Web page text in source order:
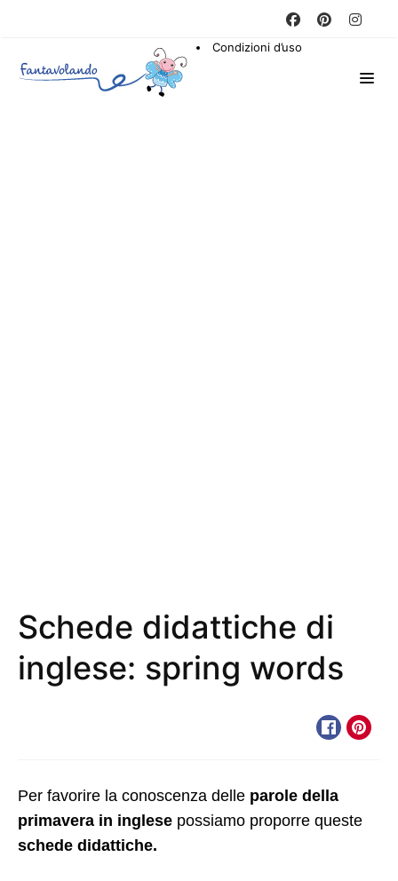
Condizioni d’uso
Schede didattiche di
inglese: spring words
Per favorire la conoscenza delle parole della
primavera in inglese possiamo proporre queste
schede didattiche.